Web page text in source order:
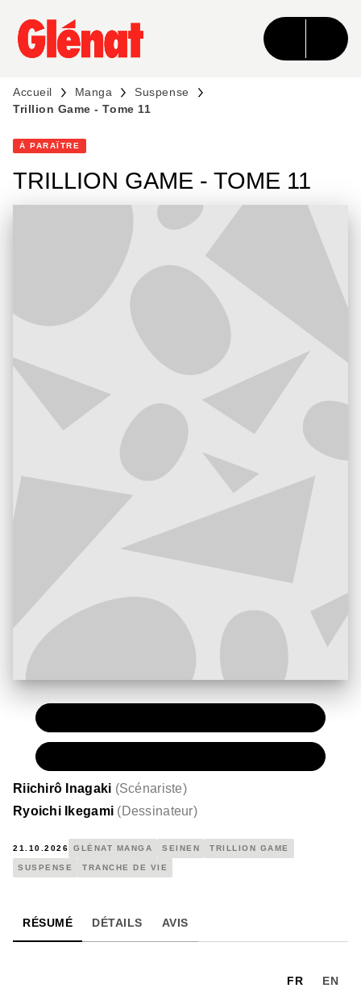
MENU RECHERCHE CONTENU
PIED DE PAGE
Accueil Manga
Suspense
Trillion Game - Tome 11
À PARAÎTRE
TRILLION GAME - TOME 11
Riichirô Inagaki (Scénariste)
Ryoichi Ikegami (Dessinateur)
21.10.2026 GLÉNAT MANGA SEINEN TRILLION GAME
SUSPENSE TRANCHE DE VIE
RÉSUMÉ DÉTAILS AVIS
FR EN